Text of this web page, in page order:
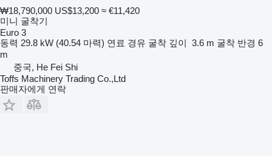
₩18,790,000 US$13,200 ≈ €11,420
미니 굴착기
Euro 3
동력 29.8 kW (40.54 마력) 연료 경유 굴착 깊이 3.6 m 굴착 반경 6
m
중국, He Fei Shi
Toffs Machinery Trading Co.,Ltd
판매자에게 연락